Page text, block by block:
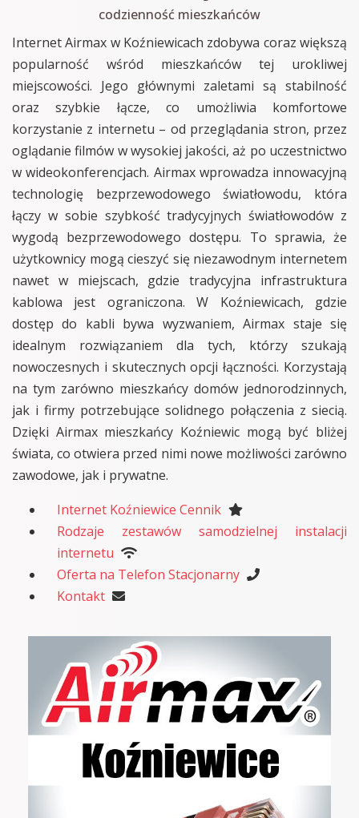
codzienność mieszkańców
Internet Airmax w Koźniewicach zdobywa coraz większą
popularność wśród mieszkańców tej urokliwej
miejscowości. Jego głównymi zaletami są stabilność
oraz szybkie łącze, co umożliwia komfortowe
korzystanie z internetu – od przeglądania stron, przez
oglądanie filmów w wysokiej jakości, aż po uczestnictwo
w wideokonferencjach. Airmax wprowadza innowacyjną
technologię bezprzewodowego światłowodu, która
łączy w sobie szybkość tradycyjnych światłowodów z
wygodą bezprzewodowego dostępu. To sprawia, że
użytkownicy mogą cieszyć się niezawodnym internetem
nawet w miejscach, gdzie tradycyjna infrastruktura
kablowa jest ograniczona. W Koźniewicach, gdzie
dostęp do kabli bywa wyzwaniem, Airmax staje się
idealnym rozwiązaniem dla tych, którzy szukają
nowoczesnych i skutecznych opcji łączności. Korzystają
na tym zarówno mieszkańcy domów jednorodzinnych,
jak i firmy potrzebujące solidnego połączenia z siecią.
Dzięki Airmax mieszkańcy Koźniewic mogą być bliżej
świata, co otwiera przed nimi nowe możliwości zarówno
zawodowe, jak i prywatne.
Internet Koźniewice Cennik
Rodzaje zestawów samodzielnej instalacji
internetu
Oferta na Telefon Stacjonarny
Kontakt